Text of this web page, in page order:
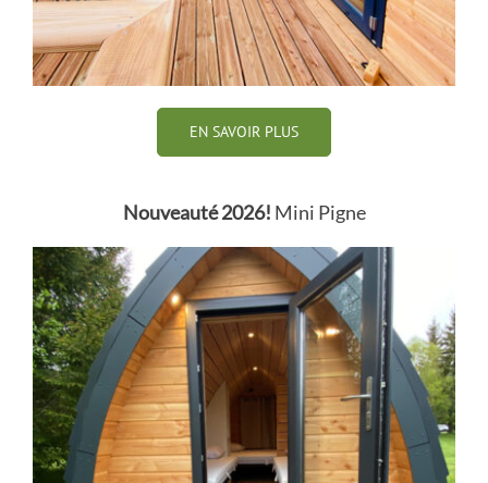
EN SAVOIR PLUS
Nouveauté 2026! Mini Pigne